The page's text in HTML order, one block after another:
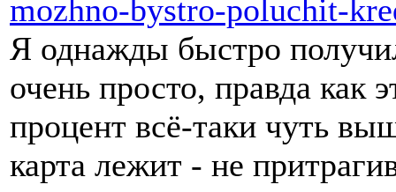
mozhno-bystro-poluchit-
Я однажды быстро
очень просто, правда как
процент всё-таки чуть
карта лежит - не